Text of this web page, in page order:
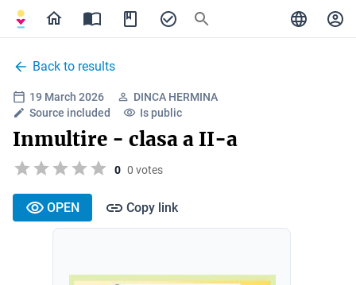
Back to results
19 March 2026
DINCA HERMINA
Source included
Is public
Inmultire - clasa a II-a
0 0 votes
OPEN Copy link